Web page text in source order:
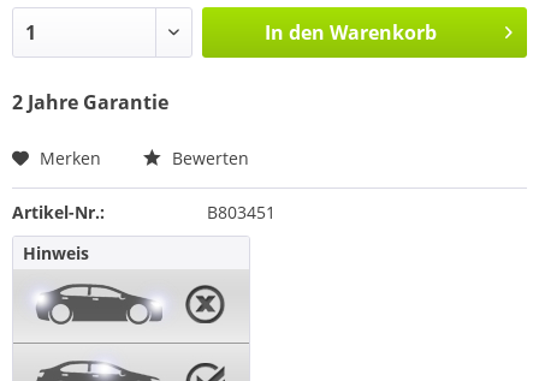
In den Warenkorb
2 Jahre Garantie
Merken Bewerten
Artikel-Nr.:
B803451
Hinweis